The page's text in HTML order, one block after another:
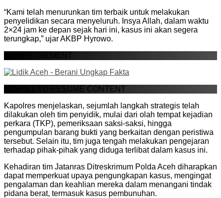
“Kami telah menurunkan tim terbaik untuk melakukan
penyelidikan secara menyeluruh. Insya Allah, dalam waktu
2×24 jam ke depan sejak hari ini, kasus ini akan segera
terungkap,” ujar AKBP Hyrowo.
ADVERTISEMENT
SCROLL TO RESUME CONTENT
Kapolres menjelaskan, sejumlah langkah strategis telah
dilakukan oleh tim penyidik, mulai dari olah tempat kejadian
perkara (TKP), pemeriksaan saksi-saksi, hingga
pengumpulan barang bukti yang berkaitan dengan peristiwa
tersebut. Selain itu, tim juga tengah melakukan pengejaran
terhadap pihak-pihak yang diduga terlibat dalam kasus ini.
Kehadiran tim Jatanras Ditreskrimum Polda Aceh diharapkan
dapat memperkuat upaya pengungkapan kasus, mengingat
pengalaman dan keahlian mereka dalam menangani tindak
pidana berat, termasuk kasus pembunuhan.